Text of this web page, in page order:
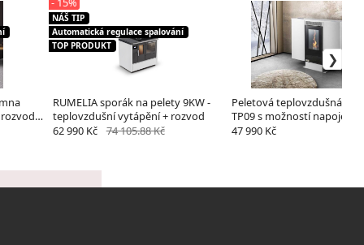
rozvodů
RUMELIA sporák na pelety 9KW -
teplovzdušní vytápění + rozvod
NÁŠ TIP
Automatická regulace spalování
TOP PRODUKT
62 990 Kč 74 105.88 Kč
Peletová teplovzdušná
TP09 s možností napojení
rozvod vzduchu
47 990 Kč